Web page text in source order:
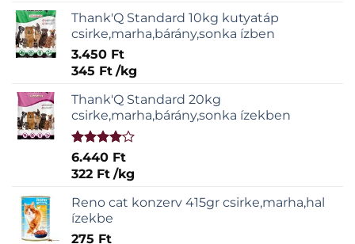
Thank'Q Standard 10kg kutyatáp
csirke,marha,bárány,sonka ízben
3.450 Ft
345 Ft /kg
Thank'Q Standard 20kg
csirke,marha,bárány,sonka ízekben
Értékelés:
4.00 / 5
6.440 Ft
322 Ft /kg
Reno cat konzerv 415gr csirke,marha,hal
ízekbe
275 Ft